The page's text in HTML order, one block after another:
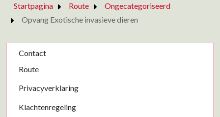
Startpagina Route
Ongecategoriseerd
Opvang Exotische invasieve dieren
Contact
Route
Privacyverklaring
Klachtenregeling